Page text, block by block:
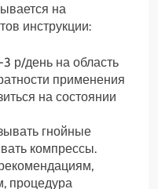
на
инструкции:
р/день на область
применения
на состоянии
гнойные
компрессы.
процедура